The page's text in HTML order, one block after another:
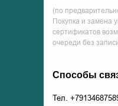
Способы
Тел.
(по
Покупка и замена
сертификатов
очереди без